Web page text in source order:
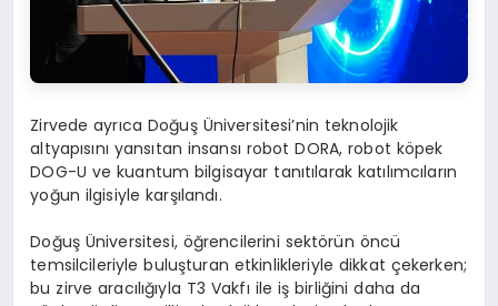
Zirvede ayrıca Doğuş Üniversitesi’nin teknolojik
altyapısını yansıtan insansı robot DORA, robot köpek
DOG-U ve kuantum bilgisayar tanıtılarak katılımcıların
yoğun ilgisiyle karşılandı.
Doğuş Üniversitesi, öğrencilerini sektörün öncü
temsilcileriyle buluşturan etkinlikleriyle dikkat çekerken;
bu zirve aracılığıyla T3 Vakfı ile iş birliğini daha da